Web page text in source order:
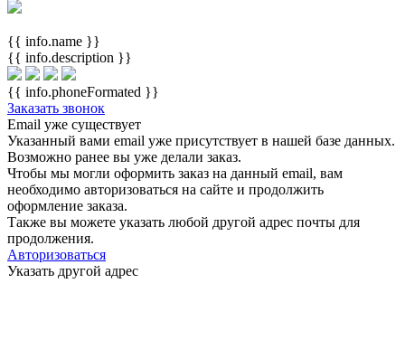
{{ info.name }}
{{ info.description }}
{{ info.phoneFormated }}
Заказать звонок
Email уже существует
Указанный вами email уже присутствует в нашей базе данных.
Возможно ранее вы уже делали заказ.
Чтобы мы могли оформить заказ на данный email, вам
необходимо авторизоваться на сайте и продолжить
оформление заказа.
Также вы можете указать любой другой адрес почты для
продолжения.
Авторизоваться
Указать другой адрес